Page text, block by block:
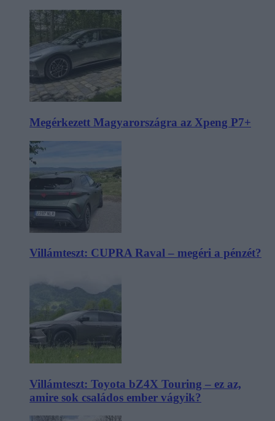
Megérkezett Magyarországra az Xpeng P7+
Villámteszt: CUPRA Raval – megéri a pénzét?
Villámteszt: Toyota bZ4X Touring – ez az,
amire sok családos ember vágyik?